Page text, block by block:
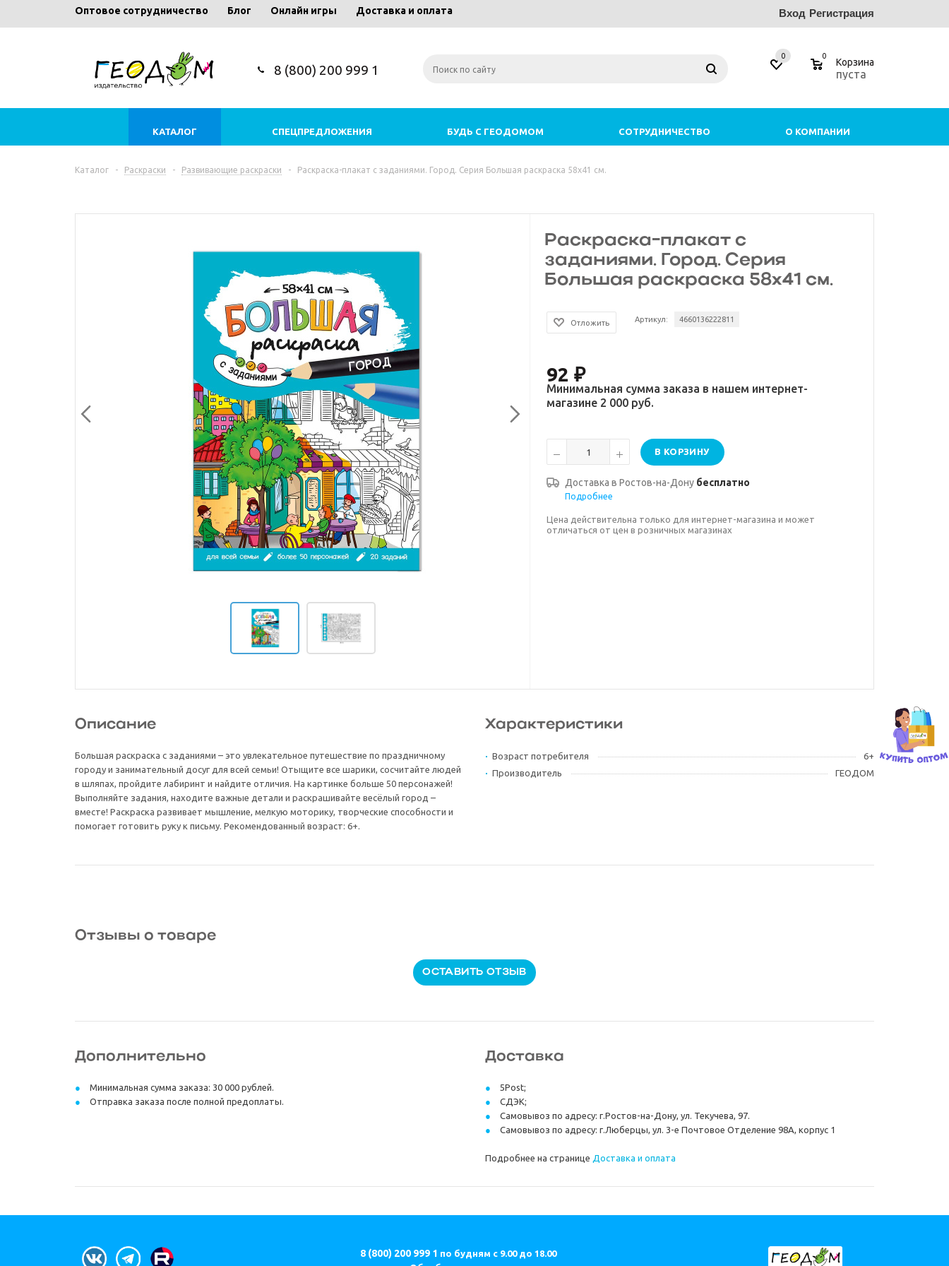
Оптовое сотрудничество Блог Онлайн игры Доставка и оплата Вход Регистрация
8 (800) 200 999 1
0 0
Корзина
пуста
КАТАЛОГ СПЕЦПРЕДЛОЖЕНИЯ БУДЬ С ГЕОДОМОМ СОТРУДНИЧЕСТВО О КОМПАНИИ
Каталог - Раскраски - Развивающие раскраски - Раскраска-плакат с заданиями. Город. Серия Большая раскраска 58х41 см.
Раскраска-плакат с
заданиями. Город. Серия
Большая раскраска 58х41 см.
Отложить Артикул: 4660136222811
92 ₽
Минимальная сумма заказа в нашем интернет-
магазине 2 000 руб.
В КОРЗИНУ
Доставка вРостов-на-Дону бесплатно
Подробнее
Цена действительна только для интернет-магазина и может
отличаться от цен в розничных магазинах
Описание
Большая раскраска с заданиями – это увлекательное путешествие по праздничному
городу и занимательный досуг для всей семьи! Отыщите все шарики, сосчитайте людей
в шляпах, пройдите лабиринт и найдите отличия. На картинке больше 50 персонажей!
Выполняйте задания, находите важные детали и раскрашивайте весёлый город –
вместе! Раскраска развивает мышление, мелкую моторику, творческие способности и
помогает готовить руку к письму. Рекомендованный возраст: 6+.
Характеристики
Возраст потребителя
6+
Производитель
ГЕОДОМ
Отзывы о товаре
ОСТАВИТЬ ОТЗЫВ
Дополнительно
Минимальная сумма заказа: 30 000 рублей.
Отправка заказа после полной предоплаты.
Доставка
5Post;
СДЭК;
Самовывоз по адресу: г.Ростов-на-Дону, ул. Текучева, 97.
Самовывоз по адресу: г.Люберцы, ул. 3-е Почтовое Отделение 98А, корпус 1
Подробнее на странице Доставка и оплата
8 (800) 200 999 1 по будням с 9.00 до 18.00